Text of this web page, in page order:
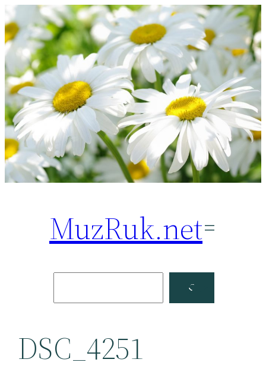
Перейти
к
содержимому
MuzRuk.net
Facebook
DSC_4251